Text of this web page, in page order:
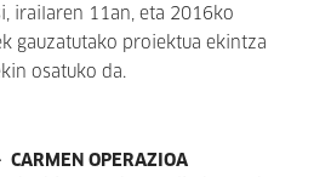
irailaren 11an, eta 2016ko
gauzatutako proiektua ekintza
osatuko da.
OPERAZIOA